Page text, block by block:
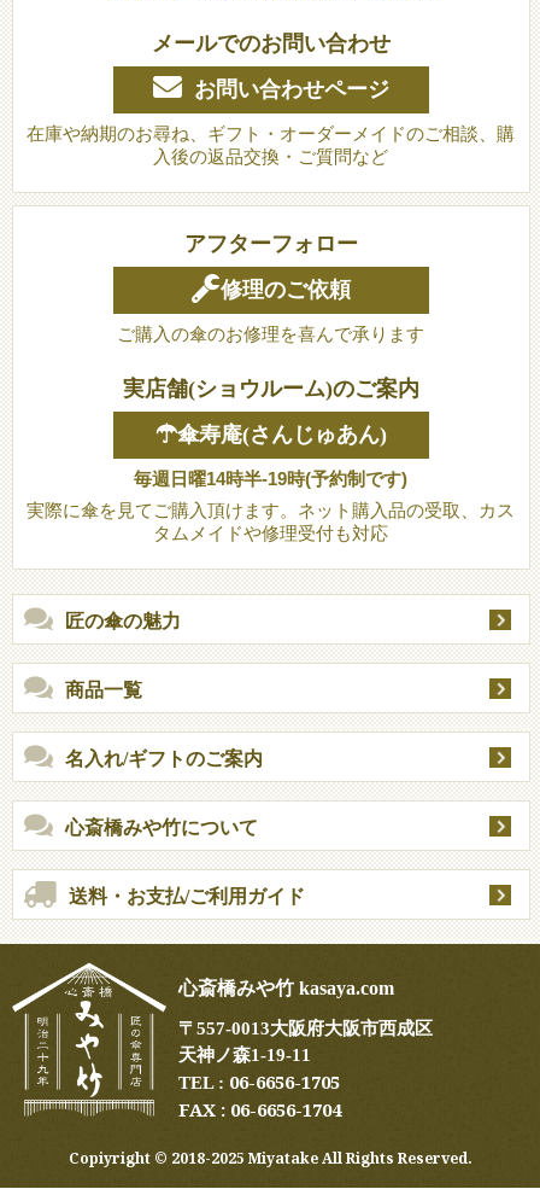
メールでのお問い合わせ
お問い合わせページ
在庫や納期のお尋ね、ギフト・オーダーメイドのご相談、購
入後の返品交換・ご質問など
アフターフォロー
修理のご依頼
ご購入の傘のお修理を喜んで承ります
実店舗(ショウルーム)のご案内
☂傘寿庵(さんじゅあん)
毎週日曜14時半-19時(予約制です)
実際に傘を見てご購入頂けます。ネット購入品の受取、カス
タムメイドや修理受付も対応
匠の傘の魅力
商品一覧
名入れ/ギフトのご案内
心斎橋みや竹について
送料・お支払/ご利用ガイド
心斎橋みや竹 kasaya.com
〒557-0013大阪府大阪市西成区
天神ノ森1-19-11
TEL : 06-6656-1705
FAX : 06-6656-1704
Copiyright ©︎ 2018-2025 Miyatake All Rights Reserved.